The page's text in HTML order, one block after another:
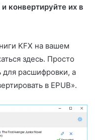
конвертируйте их в
KFX на вашем
здесь. Просто
для расшифровки, а
в EPUB».